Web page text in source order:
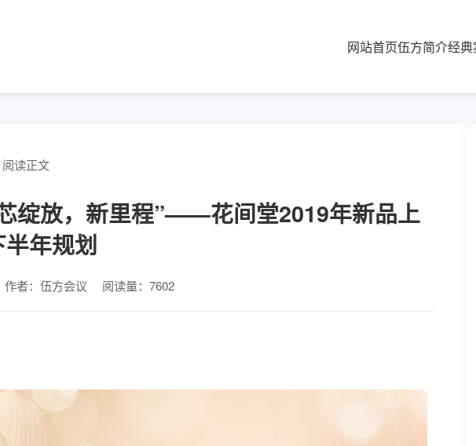
网站首页伍方简介经典
阅读正文
绽放，新里程”——花间堂2019年新品上
年规划
作者：伍方会议 阅读量：7602